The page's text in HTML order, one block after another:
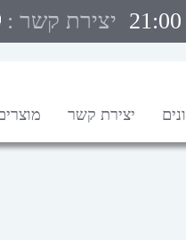
יצירת קשר :
יצירת קשר